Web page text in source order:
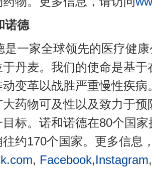
诺德
是一家全球领先的医疗健
丹麦。我们的使命是基于
动变革以战胜严重慢性疾
药物可及性以及致力于预
标。诺和诺德在80个国
约170个国家。更多信息
, Facebook,Instagram,